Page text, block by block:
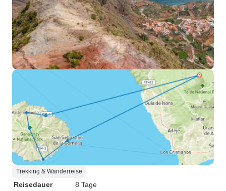
Trekking & Wanderreise
Reisedauer
8 Tage